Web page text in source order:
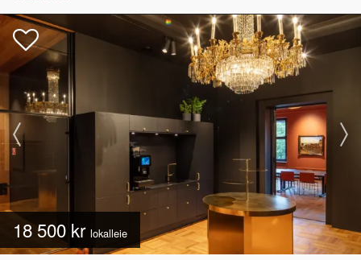
18 500 kr lokalleie